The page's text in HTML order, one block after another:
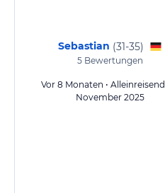
Sebastian (31-35)
5Bewertungen
Vor 8 Monaten •
November 2025